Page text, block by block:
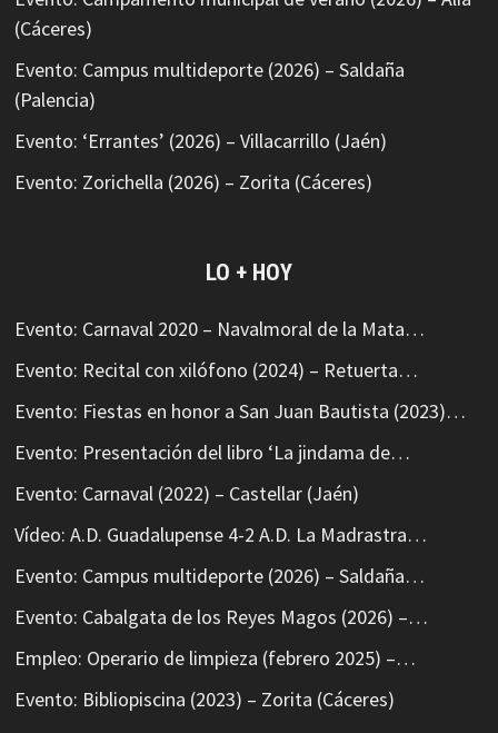
(Cáceres)
Evento: Campus multideporte (2026) – Saldaña
(Palencia)
Evento: ‘Errantes’ (2026) – Villacarrillo (Jaén)
Evento: Zorichella (2026) – Zorita (Cáceres)
LO + HOY
Evento: Carnaval 2020 – Navalmoral de la Mata…
Evento: Recital con xilófono (2024) – Retuerta…
Evento: Fiestas en honor a San Juan Bautista (2023)…
Evento: Presentación del libro ‘La jindama de…
Evento: Carnaval (2022) – Castellar (Jaén)
Vídeo: A.D. Guadalupense 4-2 A.D. La Madrastra…
Evento: Campus multideporte (2026) – Saldaña…
Evento: Cabalgata de los Reyes Magos (2026) –…
Empleo: Operario de limpieza (febrero 2025) –…
Evento: Bibliopiscina (2023) – Zorita (Cáceres)